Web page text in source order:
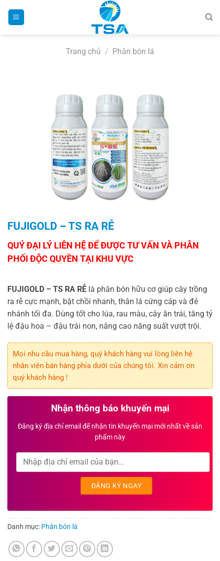
Trang chủ / Phân bón lá
FUJIGOLD – TS RA RỄ
FUJIGOLD – TS RA RỄ là phân bón hữu cơ giúp cây trồng
ra rễ cực mạnh, bật chồi nhanh, thân lá cứng cáp và đẻ
nhánh tối đa. Dùng tốt cho lúa, rau màu, cây ăn trái, tăng tỷ
lệ đậu hoa – đậu trái non, nâng cao năng suất vượt trội.
Mọi nhu cầu mua hàng, quý khách hàng vui lòng liên hệ
nhân viên bán hàng phía dưới của chúng tôi. Xin cảm ơn
quý khách hàng !
Nhận thông báo khuyến mại
Đăng ký địa chỉ email để nhận tin khuyến mại mới nhất về sản
phẩm này
Danh mục: Phân bón lá